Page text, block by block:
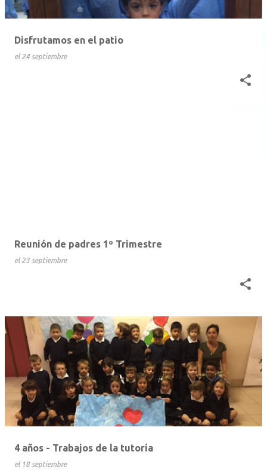
Disfrutamos en el patio
el 24 septiembre
Reunión de padres 1º Trimestre
el 23 septiembre
4 años - Trabajos de la tutoría
el 18 septiembre